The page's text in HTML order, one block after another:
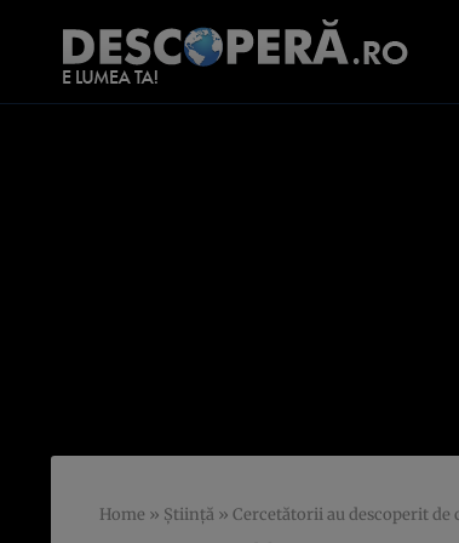
Home » Știință » Cercetătorii au descoperit